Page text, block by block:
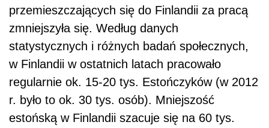
przemieszczających się do Finlandii za pracą
zmniejszyła się. Według danych
statystycznych i różnych badań społecznych,
w Finlandii w ostatnich latach pracowało
regularnie ok. 15-20 tys. Estończyków (w 2012
r. było to ok. 30 tys. osób). Mniejszość
estońską w Finlandii szacuje się na 60 tys.